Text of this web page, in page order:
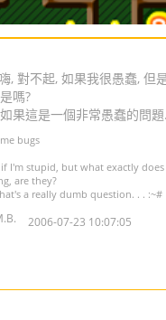
嗨, 對不起, 如果我很愚蠢, 但
嗎?
果這是一個非常愚蠢的問
bugs
I'm stupid, but what exactly
are they?
a really dumb question. . . :~#
2006-07-23 10:07:05